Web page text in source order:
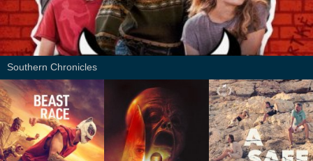
Southern Chronicles